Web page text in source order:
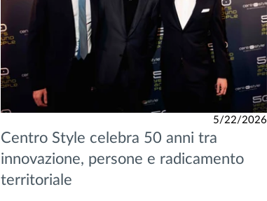
5/22/2026
Centro Style celebra 50 anni tra
innovazione, persone e radicamento
territoriale